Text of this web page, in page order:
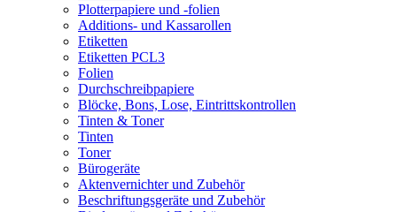
Plotterpapiere und -folien
Additions- und Kassarollen
Etiketten
Etiketten PCL3
Folien
Durchschreibpapiere
Blöcke, Bons, Lose, Eintrittskontrollen
Tinten & Toner
Tinten
Toner
Bürogeräte
Aktenvernichter und Zubehör
Beschriftungsgeräte und Zubehör